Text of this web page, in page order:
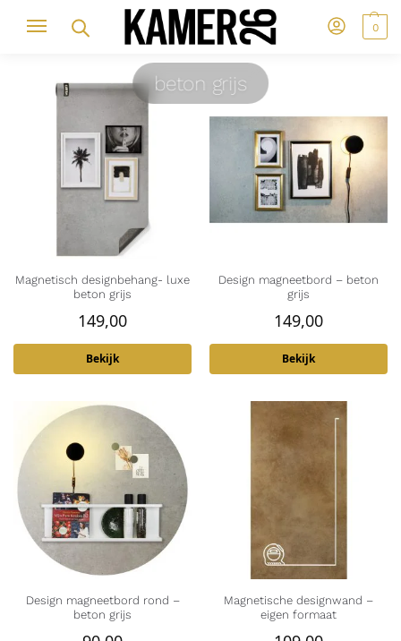
0
beton grijs
Magnetisch designbehang- luxe
beton grijs
149,00
Bekijk
Design magneetbord – beton
grijs
149,00
Bekijk
Design magneetbord rond –
beton grijs
Magnetische designwand –
eigen formaat